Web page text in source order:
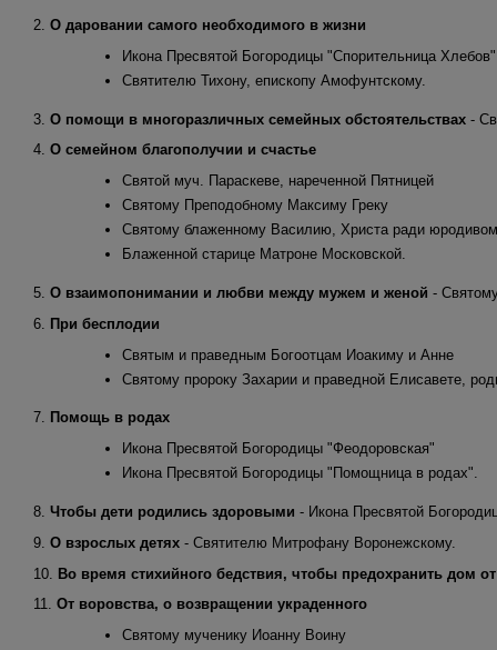
2. О даровании самого необходимого в жизни
Икона Пресвятой Богородицы "Спорительница Хлебов"
Святителю Тихону, епископу Амофунтскому.
3. О помощи в многоразличных семейных обстоятельствах -
4. О семейном благополучии и счастье
Святой муч. Параскеве, нареченной Пятницей
Святому Преподобному Максиму Греку
Святому блаженному Василию, Христа ради
Блаженной старице Матроне Московской.
5. О взаимопонимании и любви между мужем и женой -
6. При бесплодии
Святым и праведным Богоотцам Иоакиму и Анне
Святому пророку Захарии и праведной Елисавете,
7. Помощь в родах
Икона Пресвятой Богородицы "Феодоровская"
Икона Пресвятой Богородицы "Помощница в родах".
8. Чтобы дети родились здоровыми - Икона Пресвятой
9. О взрослых детях - Святителю Митрофану Воронежскому.
10. Во время стихийного бедствия, чтобы предохранить дом
11. От воровства, о возвращении украденного
Святому мученику Иоанну Воину